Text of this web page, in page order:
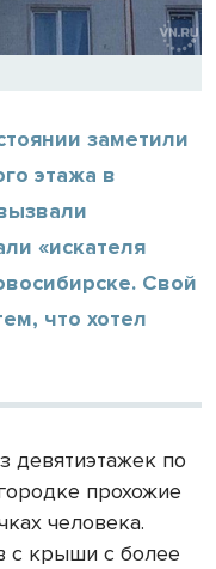
заметили
этажа в
«искателя
Свой
что хотел
девятиэтажек по
прохожие
человека.
с крыши с более